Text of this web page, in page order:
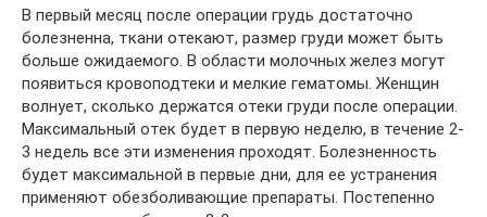
В первый месяц после операции грудь достаточно
болезненна, ткани отекают, размер груди может быть
больше ожидаемого. В области молочных желез могут
появиться кровоподтеки и мелкие гематомы. Женщин
волнует, сколько держатся отеки груди после операции.
Максимальный отек будет в первую неделю, в течение 2-
3 недель все эти изменения проходят. Болезненность
будет максимальной в первые дни, для ее устранения
применяют обезболивающие препараты. Постепенно